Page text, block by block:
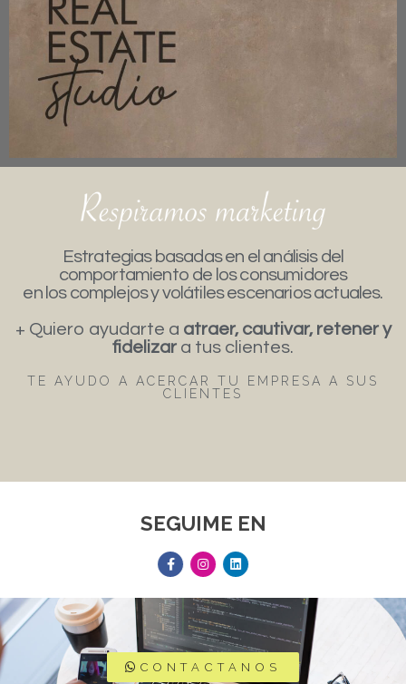
Estrategias basadas en el análisis del
comportamiento de los consumidores
en los complejos y volátiles escenarios actuales.
+ Quiero ayudarte a atraer, cautivar, retener y
fidelizar a tus clientes.
TE AYUDO A ACERCAR TU EMPRESA A SUS
CLIENTES
SEGUIME EN
CONTACTANOS